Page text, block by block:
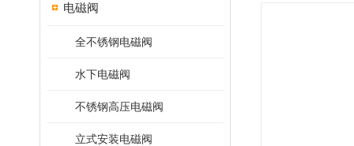
电磁阀
全不锈钢电磁阀
水下电磁阀
不锈钢高压电磁阀
立式安装电磁阀